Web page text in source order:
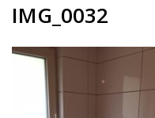
IMG_0032